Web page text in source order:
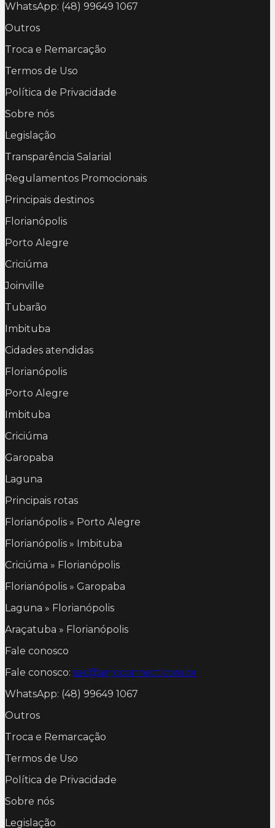
WhatsApp: (48) 99649 1067
Outros
Troca e Remarcação
Termos de Uso
Política de Privacidade
Sobre nós
Legislação
Transparência Salarial
Regulamentos Promocionais
Principais destinos
Florianópolis
Porto Alegre
Criciúma
Joinville
Tubarão
Imbituba
Cidades atendidas
Florianópolis
Porto Alegre
Imbituba
Criciúma
Garopaba
Laguna
Principais rotas
Florianópolis » Porto Alegre
Florianópolis » Imbituba
Criciúma » Florianópolis
Florianópolis » Garopaba
Laguna » Florianópolis
Araçatuba » Florianópolis
Fale conosco
Fale conosco: sac@anjoconnect.com.br
WhatsApp: (48) 99649 1067
Outros
Troca e Remarcação
Termos de Uso
Política de Privacidade
Sobre nós
Legislação